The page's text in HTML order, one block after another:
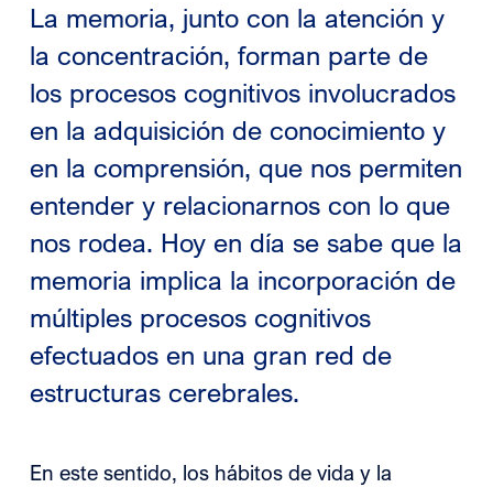
La memoria, junto con la atención y
la concentración, forman parte de
los procesos cognitivos involucrados
en la adquisición de conocimiento y
en la comprensión, que nos permiten
entender y relacionarnos con lo que
nos rodea. Hoy en día se sabe que la
memoria implica la incorporación de
múltiples procesos cognitivos
efectuados en una gran red de
estructuras cerebrales.
En este sentido, los hábitos de vida y la